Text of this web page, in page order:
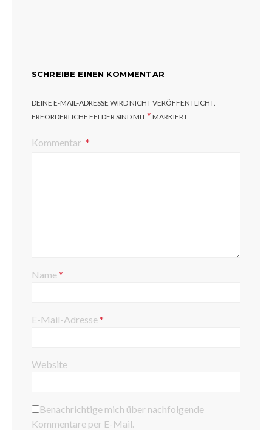
SCHREIBE EINEN KOMMENTAR
DEINE E-MAIL-ADRESSE WIRD NICHT VERÖFFENTLICHT.
ERFORDERLICHE FELDER SIND MIT* MARKIERT
Kommentar
Name*
E-Mail-Adresse*
Website
Benachrichtige mich über nachfolgende
Kommentare per E-Mail.